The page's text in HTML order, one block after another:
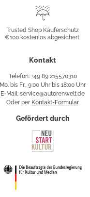
Käuferschutz
Trusted Shop Käuferschutz
€100 kostenlos abgesichert.
Kontakt
Telefon: +49 89 215570310
Mo. bis Fr., 9:00 Uhr bis 18:00 Uhr
E-Mail: service@autorenwelt.de
Oder per Kontakt-Formular.
Gefördert durch